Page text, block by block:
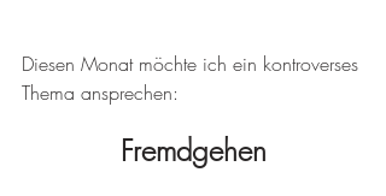
Diesen Monat möchte ich ein kontroverses
Thema ansprechen:
Fremdgehen